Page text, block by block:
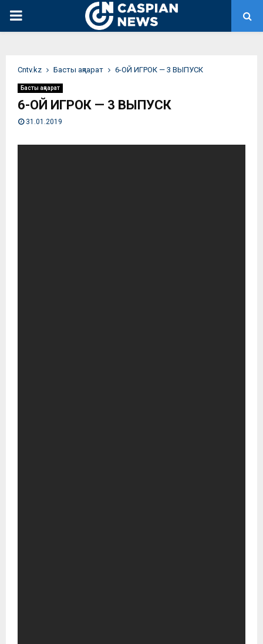
PRIMARY
Сntv.kz Басты ақпарат 6-ОЙ ИГРОК — 3 ВЫПУСК
Басты ақпарат
6-ОЙ ИГРОК — 3 ВЫПУСК
31.01.2019